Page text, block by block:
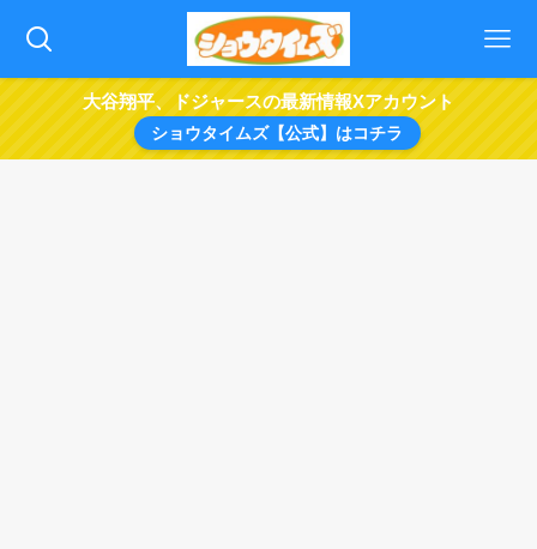
大谷翔平、ドジャースの最新情報Xアカウント
ショウタイムズ【公式】はコチラ